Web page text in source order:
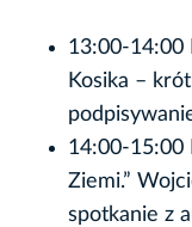
13:00-14:00
Kosika –
14:00-15:00
Ziemi.”
spotkanie z